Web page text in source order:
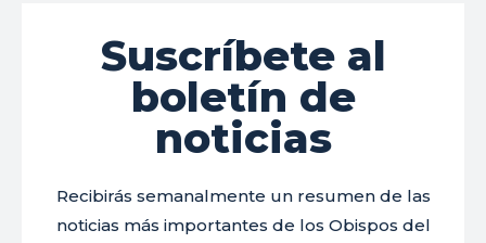
Suscríbete al
boletín de
noticias
Recibirás semanalmente un resumen de las
noticias más importantes de los Obispos del